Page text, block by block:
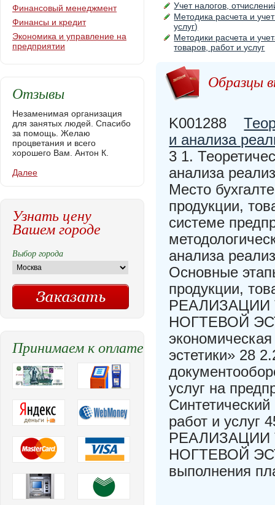
Учет налогов,
Методика расчета и
услуг)
Методики расчета и
товаров, работ и услуг
Образцы
K001288
и анализа
3 1.
анализа
Место
продукции,
системе
анализа
Основные
продукции,
РЕАЛИЗАЦИИ
НОГТЕВОЙ
эстетики» 28
услуг на
работ и
РЕАЛИЗАЦИИ
НОГТЕВОЙ
выполнения
Финансовый менеджмент
Финансы и кредит
Экономика и управление на
предприятии
Отзывы
Незаменимая организация
для занятых людей. Спасибо
за помощь. Желаю
процветания и всего
хорошего Вам. Антон К.
Далее
Узнать цену
Вашем городе
Выбор города
Принимаем к оплате